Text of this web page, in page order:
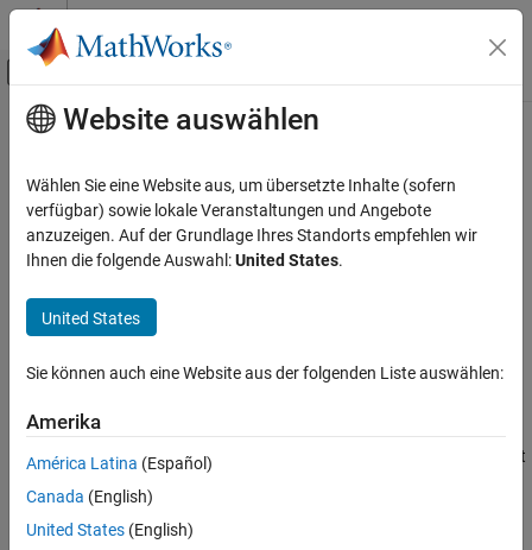
Weiter zum Inhalt
Umschaltung für Off-Canvas-
Startseite der Dokumentation
Simulink Environment Fundamentals
Block Libraries
Discrete
Transfer Fcn First Order
ON THIS PAGE
Description
Parameters
Block Characteristics
See Also
Hauptinhalt
Transfer Fcn First Order
Implement discrete-time first order transfer function
expand all in page
Description
TheTransfer Fcn First Order
block implements a discrete-time first
unity DC gain.
Website auswählen
Wählen Sie eine Website aus, um übersetzte Inhalte (sofern
verfügbar) sowie lokale Veranstaltungen und Angebote
anzuzeigen. Auf der Grundlage Ihres Standorts empfehlen wir
Ihnen die folgende Auswahl:United States.
United States
Sie können auch eine Website aus der folgenden Liste auswählen:
Amerika
América Latina (Español)
Canada (English)
United States (English)